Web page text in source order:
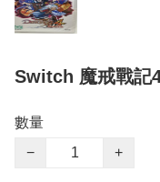
Switch 魔戒戰記
數量
−
+